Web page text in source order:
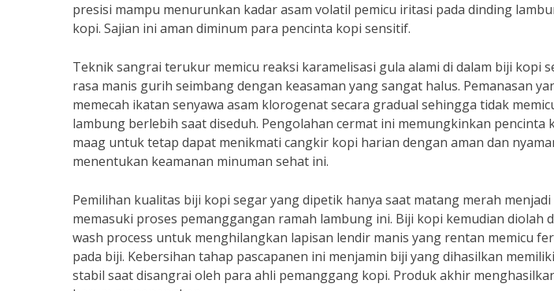
presisi mampu menurunkan kadar asam volatil pemicu iritasi pada dinding
kopi. Sajian ini aman diminum para pencinta kopi sensitif.
Teknik sangrai terukur memicu reaksi karamelisasi gula alami di dalam biji kopi
rasa manis gurih seimbang dengan keasaman yang sangat halus. Pemanasan
memecah ikatan senyawa asam klorogenat secara gradual sehingga tidak
lambung berlebih saat diseduh. Pengolahan cermat ini memungkinkan pencinta
maag untuk tetap dapat menikmati cangkir kopi harian dengan aman dan
menentukan keamanan minuman sehat ini.
Pemilihan kualitas biji kopi segar yang dipetik hanya saat matang merah
memasuki proses pemanggangan ramah lambung ini. Biji kopi kemudian diolah
wash process untuk menghilangkan lapisan lendir manis yang rentan memicu
pada biji. Kebersihan tahap pascapanen ini menjamin biji yang dihasilkan
stabil saat disangrai oleh para ahli pemanggang kopi. Produk akhir